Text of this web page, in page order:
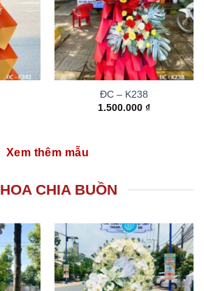
ĐC – K238
1.500.000 ₫
Xem thêm mẫu
HOA CHIA BUỒN